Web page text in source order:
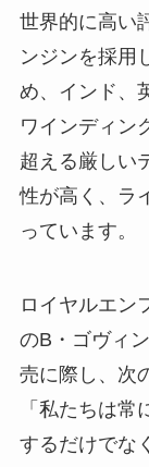
世界的に高い
ンジンを採用
め、インド、
ワインディン
超える厳しい
性が高く、ラ
っています。
ロイヤルエン
のB・ゴヴィ
売に際し、次
「私たちは
するだけでな